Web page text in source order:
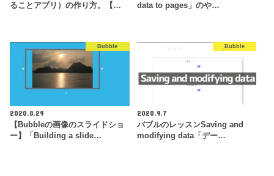
ることアプリ）の作り方。【…
data to pages」のや…
Bubble
2020.8.29
【Bubbleの画像のスライドショ
ー】「Building a slide…
Bubble
2020.9.7
バブルのレッスンSaving and
modifying data「デー…